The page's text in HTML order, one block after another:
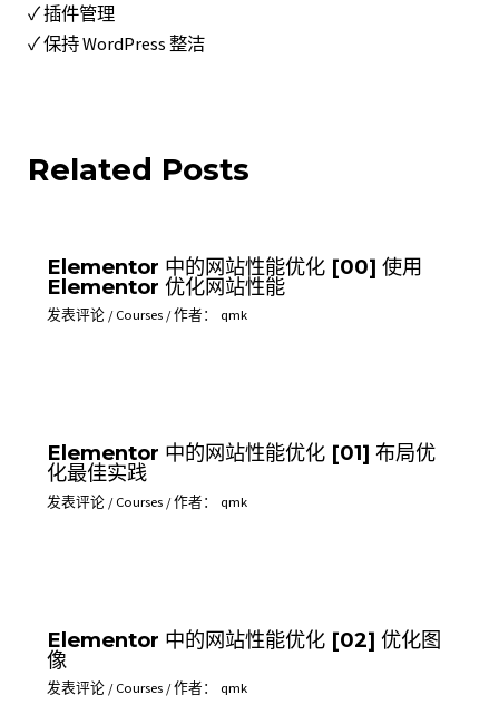
✓ 插件管理
✓ 保持 WordPress 整洁
Related Posts
Elementor 中的网站性能优化 [00] 使用
Elementor 优化网站性能
发表评论 /Courses/ 作者： qmk
Elementor 中的网站性能优化 [01] 布局优
化最佳实践
发表评论 /Courses/ 作者： qmk
Elementor 中的网站性能优化 [02] 优化图
像
发表评论 /Courses/ 作者： qmk